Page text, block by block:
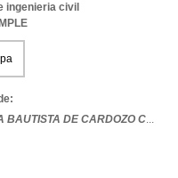
ingenieria civil
BAUTISTA DE CARDOZO C...